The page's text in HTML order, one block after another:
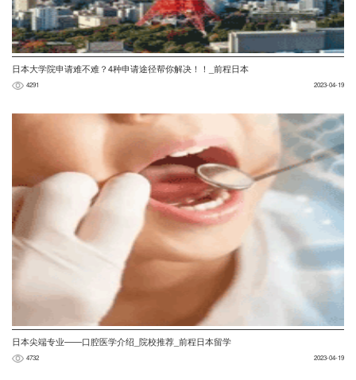
日本大学院申请难不难？4种申请途径帮你解决！！_前程日本
4291 2023-04-19
日本尖端专业——口腔医学介绍_院校推荐_前程日本留学
4732 2023-04-19